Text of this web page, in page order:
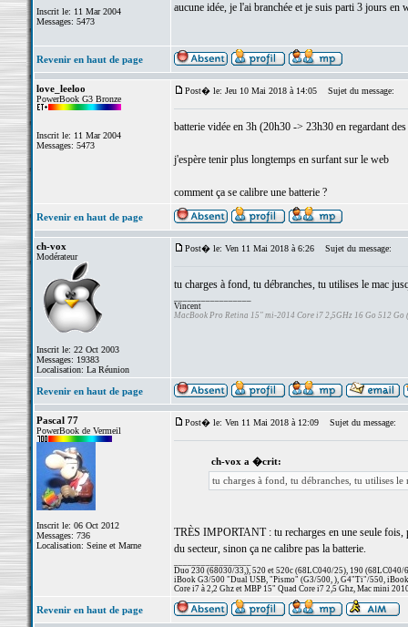
Inscrit le: 11 Mar 2004
Messages: 5473
aucune idée, je l'ai branchée et je suis parti 3 jours en
Revenir en haut de page
love_leeloo
PowerBook G3 Bronze
Inscrit le: 11 Mar 2004
Messages: 5473
Post� le: Jeu 10 Mai 2018 à 14:05 Sujet du message:
batterie vidée en 3h (20h30 -> 23h30 en regardant
j'espère tenir plus longtemps en surfant sur le web
comment ça se calibre une batterie ?
Revenir en haut de page
ch-vox
Modérateur
Inscrit le: 22 Oct 2003
Messages: 19383
Localisation: La Réunion
Post� le: Ven 11 Mai 2018 à 6:26 Sujet du message:
tu charges à fond, tu débranches, tu utilises le mac
Vincent
MacBook Pro Retina 15" mi-2014 Core i7 2,5GHz 16 Go 512 Go
Revenir en haut de page
Pascal 77
PowerBook de Vermeil
Inscrit le: 06 Oct 2012
Messages: 736
Localisation: Seine et Marne
Post� le: Ven 11 Mai 2018 à 12:09 Sujet du message:
ch-vox a �crit:
tu charges à fond, tu débranches, tu utilises
TRÈS IMPORTANT : tu recharges en une seule fois,
du secteur, sinon ça ne calibre pas la batterie.
Duo 230 (68030/33,), 520 et 520c (68LC040/25), 190 (68LC040/
iBook G3/500 "Dual USB, "Pismo" (G3/500, ), G4"Ti"/550,
Core i7 à 2,2 Ghz et MBP 15" Quad Core i7 2,5 Ghz, Mac mini
Revenir en haut de page